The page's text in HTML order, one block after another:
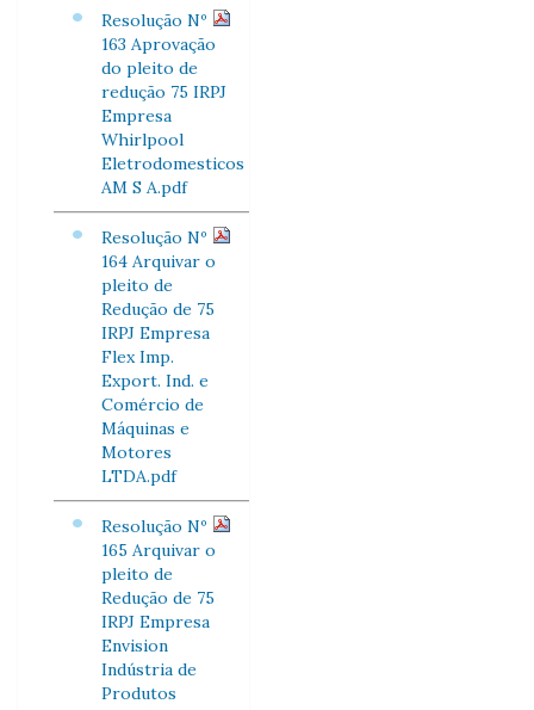
Resolução Nº
163 Aprovação
do pleito de
redução 75 IRPJ
Empresa
Whirlpool
Eletrodomesticos
AM S A.pdf
Resolução Nº
164 Arquivar o
pleito de
Redução de 75
IRPJ Empresa
Flex Imp.
Export. Ind. e
Comércio de
Máquinas e
Motores
LTDA.pdf
Resolução Nº
165 Arquivar o
pleito de
Redução de 75
IRPJ Empresa
Envision
Indústria de
Produtos